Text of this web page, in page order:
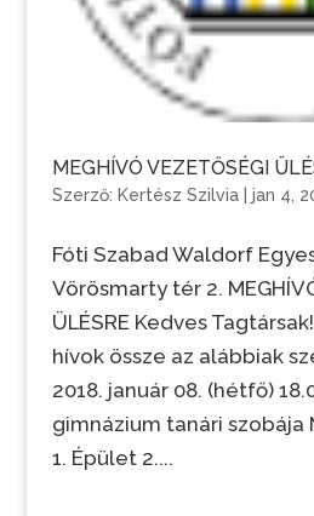
MEGHÍVÓ VEZETŐSÉGI
Szerző: Kertész Szilvia| jan 4,
Fóti Szabad Waldorf
Vörösmarty tér 2.
ÜLÉSRE Kedves
hívok össze az alábbiak
2018. január 08. (hétfő)
gimnázium tanári szobája
1. Épület 2....